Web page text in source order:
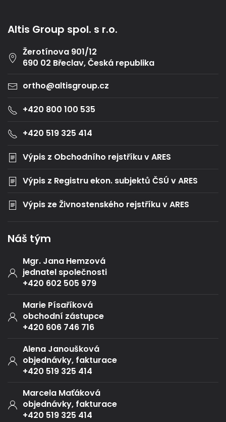
Altis Group spol. s r.o.
Žerotínova 901/12
690 02 Břeclav, Česká republika
ortho@altisgroup.cz
+420 800 100 535
+420 519 325 414
Výpis z Obchodního rejstříku v ARES
Výpis z Registru ekon. subjektů ČSÚ v ARES
Výpis ze Živnostenského rejstříku v ARES
Náš tým
Mgr. Jana Hemzová
jednatel společnosti
+420 602 505 979
Marie Písaříková
obchodní zástupce
+420 606 746 716
Alena Janoušková
objednávky, fakturace
+420 519 325 414
Marcela Maťáková
objednávky, fakturace
+420 519 325 414